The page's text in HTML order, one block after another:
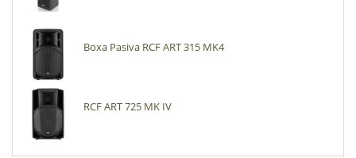
Boxa Pasiva RCF ART 315 MK4
RCF ART 725 MK IV